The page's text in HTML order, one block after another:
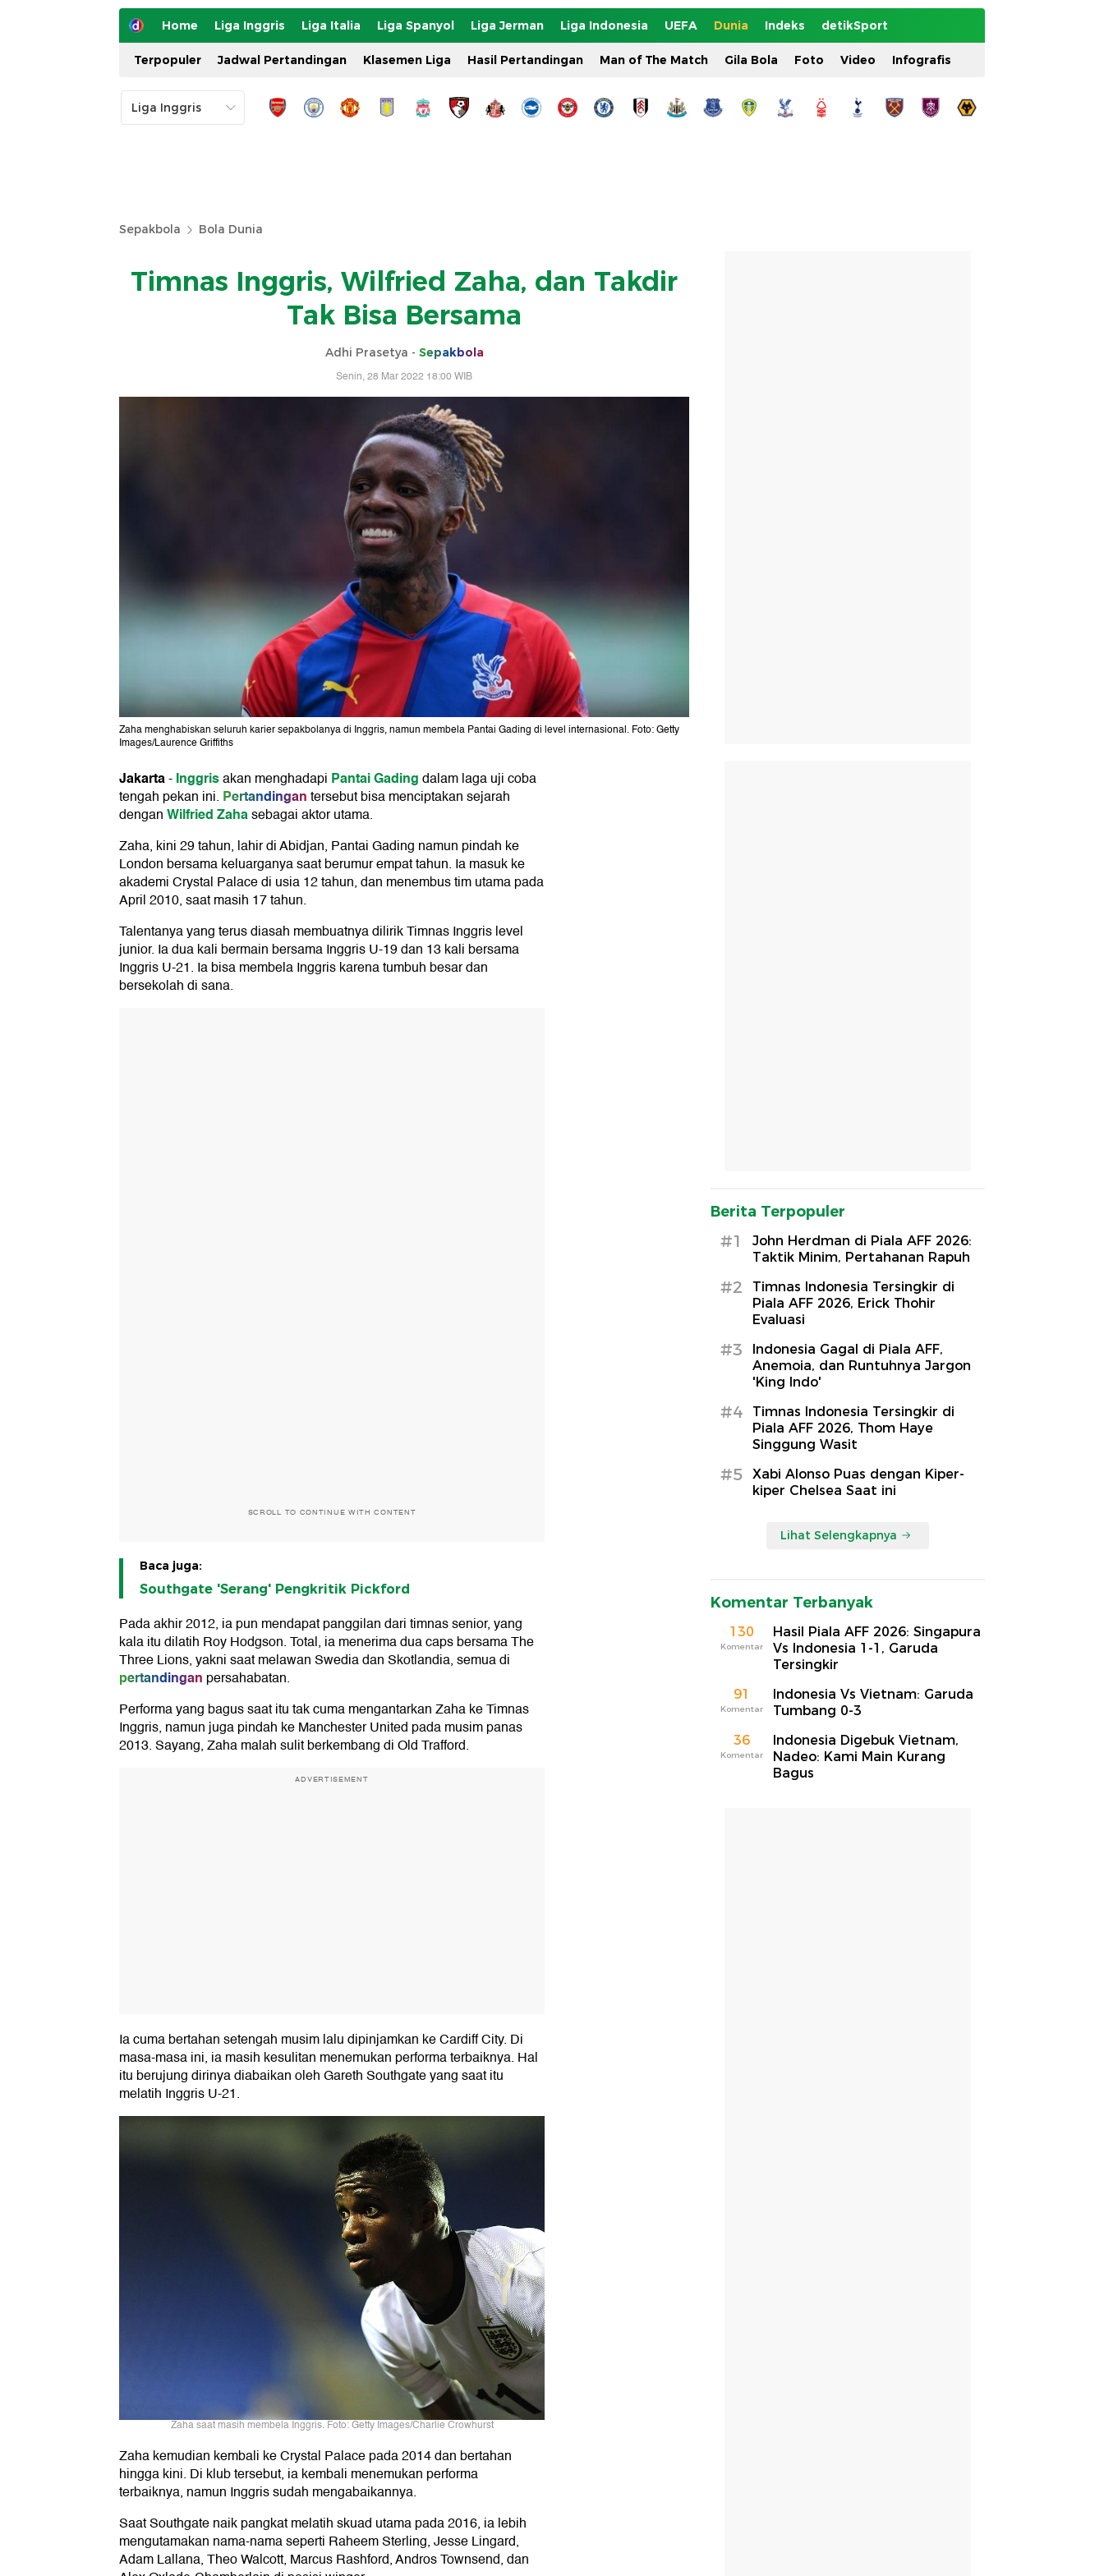
Home Liga Inggris Liga Italia Liga Spanyol Liga Jerman Liga Indonesia UEFA Dunia Indeks detikSport
Terpopuler Jadwal Pertandingan Klasemen Liga Hasil Pertandingan Man of The Match Gila Bola Foto Video Infografis
Sepakbola Bola Dunia
Timnas Inggris, Wilfried Zaha, dan Takdir
Tak Bisa Bersama
Adhi Prasetya - Sepakbola
Senin, 28 Mar 2022 18:00 WIB
Zaha menghabiskan seluruh karier sepakbolanya di Inggris, namun membela Pantai Gading di level internasional. Foto: Getty
Images/Laurence Griffiths
Jakarta-Inggrisakan menghadapi Pantai Gadingdalam laga uji coba
tengah pekan ini. Pertandingantersebut bisa menciptakan sejarah
denganWilfried Zahasebagai aktor utama.
Zaha, kini 29 tahun, lahir di Abidjan, Pantai Gading namun pindah ke
London bersama keluarganya saat berumur empat tahun. Ia masuk ke
akademi Crystal Palace di usia 12 tahun, dan menembus tim utama pada
April 2010, saat masih 17 tahun.
Talentanya yang terus diasah membuatnya dilirik Timnas Inggris level
junior. Ia dua kali bermain bersama Inggris U-19 dan 13 kali bersama
Inggris U-21. Ia bisa membela Inggris karena tumbuh besar dan
bersekolah di sana.
SCROLL TO CONTINUE WITH CONTENT
Baca juga:
Southgate 'Serang' Pengkritik Pickford
Pada akhir 2012, ia pun mendapat panggilan dari timnas senior, yang
kala itu dilatih Roy Hodgson. Total, ia menerima dua caps bersama The
Three Lions, yakni saat melawan Swedia dan Skotlandia, semua di
pertandingan persahabatan.
Performa yang bagus saat itu tak cuma mengantarkan Zaha ke Timnas
Inggris, namun juga pindah ke Manchester United pada musim panas
2013. Sayang, Zaha malah sulit berkembang di Old Trafford.
ADVERTISEMENT
Ia cuma bertahan setengah musim lalu dipinjamkan ke Cardiff City. Di
masa-masa ini, ia masih kesulitan menemukan performa terbaiknya. Hal
itu berujung dirinya diabaikan oleh Gareth Southgate yang saat itu
melatih Inggris U-21.
Zaha saat masih membela Inggris. Foto: Getty Images/Charlie Crowhurst
Zaha kemudian kembali ke Crystal Palace pada 2014 dan bertahan
hingga kini. Di klub tersebut, ia kembali menemukan performa
terbaiknya, namun Inggris sudah mengabaikannya.
Saat Southgate naik pangkat melatih skuad utama pada 2016, ia lebih
mengutamakan nama-nama seperti Raheem Sterling, Jesse Lingard,
Adam Lallana, Theo Walcott, Marcus Rashford, Andros Townsend, dan
Berita Terpopuler
#1
John Herdman di Piala AFF 2026:
Taktik Minim, Pertahanan Rapuh
#2
Timnas Indonesia Tersingkir di
Piala AFF 2026, Erick Thohir
Evaluasi
#3
Indonesia Gagal di Piala AFF,
Anemoia, dan Runtuhnya Jargon
'King Indo'
#4
Timnas Indonesia Tersingkir di
Piala AFF 2026, Thom Haye
Singgung Wasit
#5
Xabi Alonso Puas dengan Kiper-
kiper Chelsea Saat ini
Lihat Selengkapnya
Komentar Terbanyak
130
Komentar
Hasil Piala AFF 2026: Singapura
Vs Indonesia 1-1, Garuda
Tersingkir
91
Komentar
Indonesia Vs Vietnam: Garuda
Tumbang 0-3
36
Komentar
Indonesia Digebuk Vietnam,
Nadeo: Kami Main Kurang
Bagus